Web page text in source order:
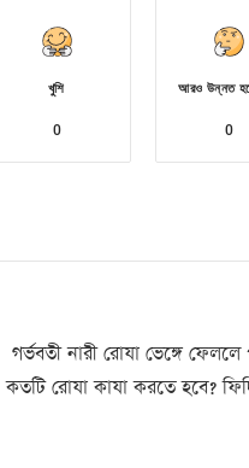
খুশি
0
আরও উন্নত
0
গর্ভবতী নারী রোযা ভেঙ্গে ফেললে
কতটি রোযা কাযা করতে হবে?